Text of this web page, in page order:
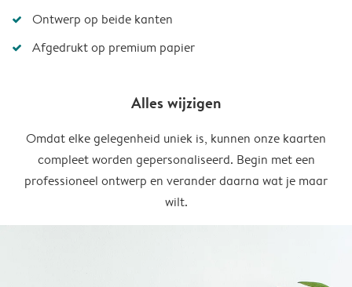
Ontwerp op beide kanten
Afgedrukt op premium papier
Alles wijzigen
Omdat elke gelegenheid uniek is, kunnen onze kaarten
compleet worden gepersonaliseerd. Begin met een
professioneel ontwerp en verander daarna wat je maar
wilt.